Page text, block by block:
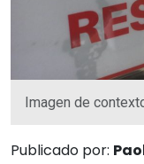
Imagen de
Publicado por: